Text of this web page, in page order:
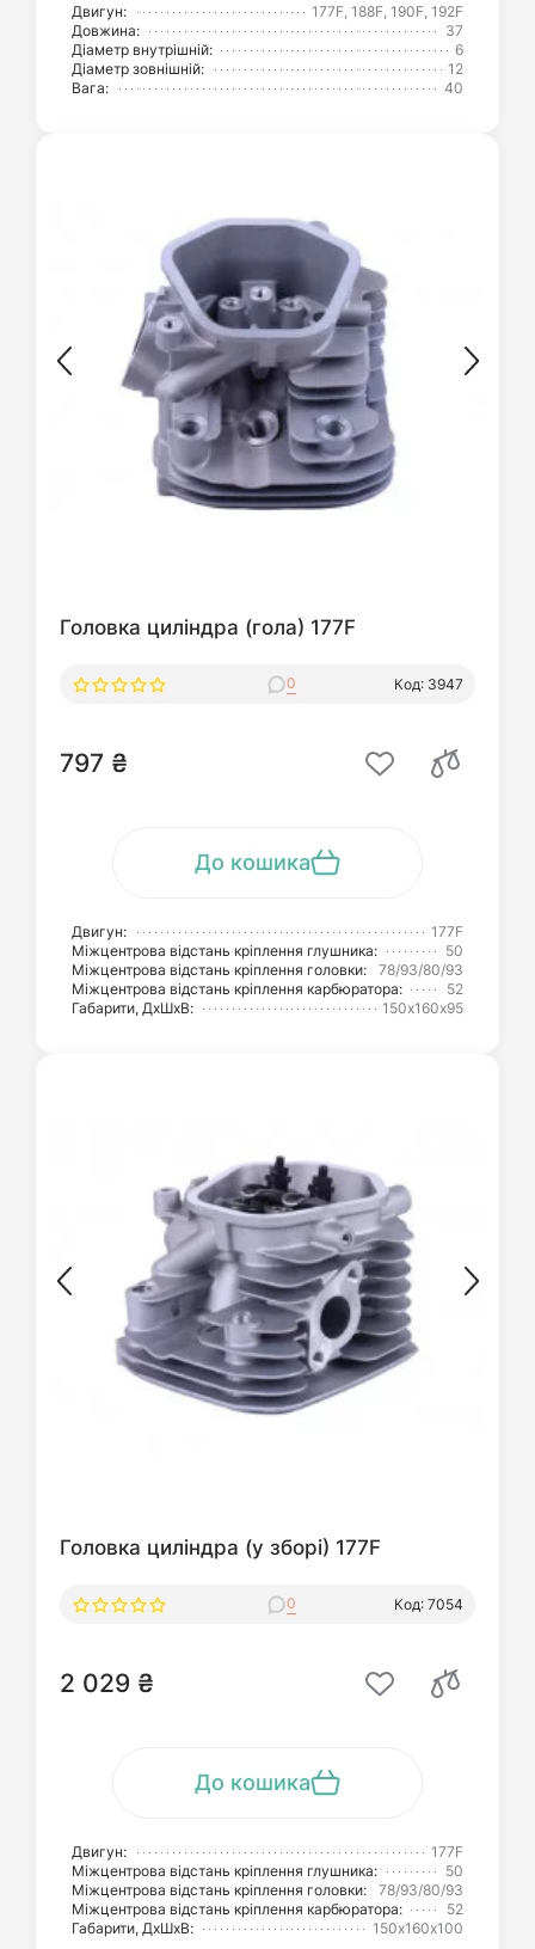
Двигун:
177F, 188F, 190F, 192F
Довжина:
37
Діаметр внутрішній:
6
Діаметр зовнішній:
12
Вага:
40
Головка циліндра (гола) 177F
0 Код: 3947
797 ₴
До кошика
Двигун:
177F
Міжцентрова відстань кріплення глушника:
50
Міжцентрова відстань кріплення головки:
78/93/80/93
Міжцентрова відстань кріплення карбюратора:
52
Габарити, ДхШхВ:
150х160х95
Головка циліндра (у зборі) 177F
0 Код: 7054
2 029 ₴
До кошика
Двигун:
177F
Міжцентрова відстань кріплення глушника:
50
Міжцентрова відстань кріплення головки:
78/93/80/93
Міжцентрова відстань кріплення карбюратора:
52
Габарити, ДхШхВ:
150х160х100